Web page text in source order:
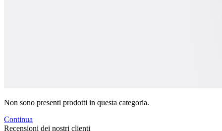
Non sono presenti prodotti in questa categoria.
Continua
Recensioni dei nostri clienti